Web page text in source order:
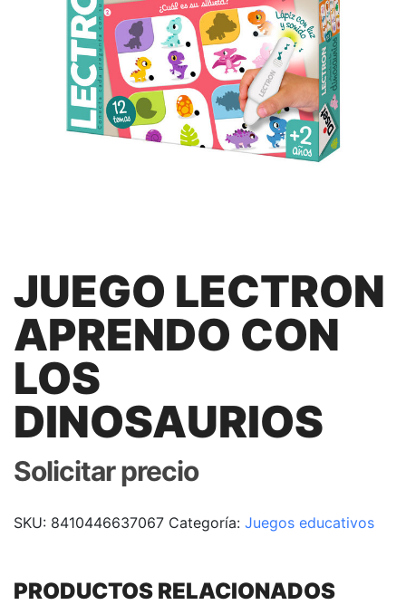
JUEGO LECTRON
APRENDO CON
LOS
DINOSAURIOS
Solicitar precio
SKU: 8410446637067 Categoría: Juegos educativos
PRODUCTOS RELACIONADOS